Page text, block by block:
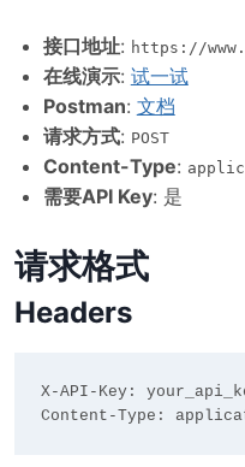
接口地址: https://
在线演示: 试一试
Postman: 文档
请求方式: POST
Content-Type:
需要API Key: 是
请求格式
Headers
X-API-Key: